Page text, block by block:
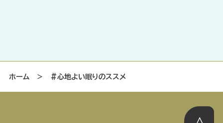
ホーム＞ #心地よい眠りのススメ